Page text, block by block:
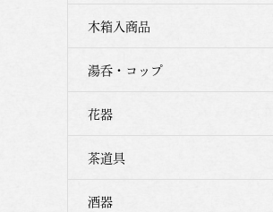
木箱入商品
湯呑・コップ
花器
茶道具
酒器